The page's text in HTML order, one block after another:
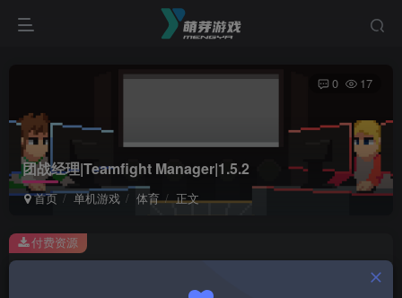
团战经理|Teamfight Manager|1.5.2
首页 单机游戏 体育 正文
0 17
此内容为付费资源，请付费后查看
付费资源